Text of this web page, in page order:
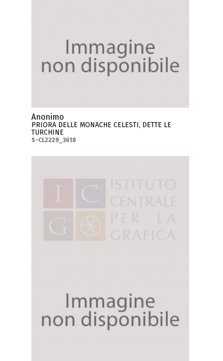
Anonimo
PRIORA DELLE MONACHE CELESTI, DETTE LE
TURCHINE
S-CL2229_3618